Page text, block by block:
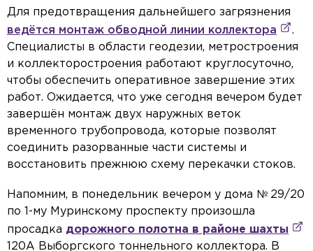
Для предотвращения дальнейшего загрязнения
ведётся монтаж обводной линии коллектора
.
Специалисты в области геодезии, метростроения
и коллекторостроения работают круглосуточно,
чтобы обеспечить оперативное завершение этих
работ. Ожидается, что уже сегодня вечером будет
завершён монтаж двух наружных веток
временного трубопровода, которые позволят
соединить разорванные части системы и
восстановить прежнюю схему перекачки стоков.
Напомним, в понедельник вечером у дома № 29/20
по 1-му Муринскому проспекту произошла
просадка дорожного полотна в районе шахты
120А Выборгского тоннельного коллектора. В